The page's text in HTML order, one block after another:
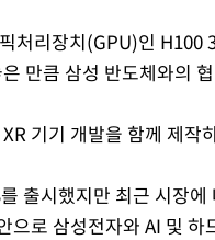
처리장치(GPU)인 H100
만큼 삼성 반도체와의
기기 개발을 함께 제작
출시했지만 최근 시장
으로 삼성전자와 AI 및